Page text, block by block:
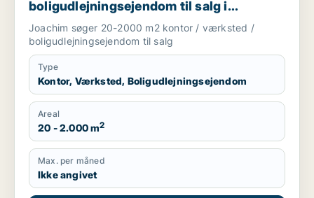
boligudlejningsejendom til salg i
Storkøbenhavn
Joachim søger 20-2000 m2 kontor / værksted /
boligudlejningsejendom til salg
Type
Kontor, Værksted, Boligudlejningsejendom
Areal
20 - 2.000 m2
Max. per måned
Ikke angivet